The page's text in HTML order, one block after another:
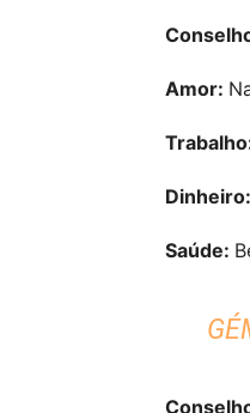
Amor:
Dinheiro:
Saúde: